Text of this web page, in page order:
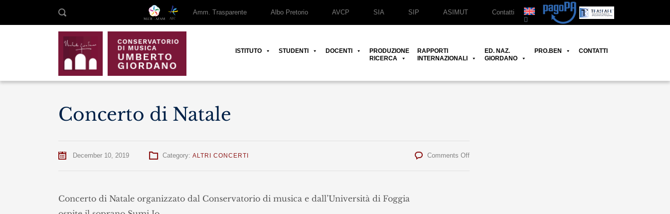
Amm. Trasparente Albo Pretorio AVCP SIA SIP ASIMUT Contatti
ISTITUTO STUDENTI DOCENTI
PRODUZIONE
RICERCA
RAPPORTI
INTERNAZIONALI
ED. NAZ.
GIORDANO
PRO.BEN CONTATTI
Concerto di Natale
December 10, 2019 Category: ALTRI CONCERTI Comments Offon
Concerto di Natale organizzato dal Conservatorio di musica e dall’Università di Foggia